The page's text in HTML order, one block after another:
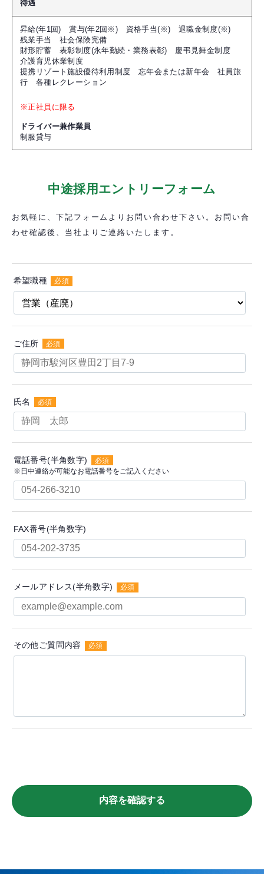
待遇
昇給(年1回) 賞与(年2回※) 資格手当(※) 退職金制度(※)
残業手当 社会保険完備
財形貯蓄 表彰制度(永年勤続・業務表彰) 慶弔見舞金制度
介護育児休業制度
提携リゾート施設優待利用制度 忘年会または新年会 社員旅
行 各種レクレーション
※正社員に限る
ドライバー兼作業員
制服貸与
中途採用エントリーフォーム
お気軽に、下記フォームよりお問い合わせ下さい。お問い合
わせ確認後、当社よりご連絡いたします。
希望職種 必須
ご住所 必須
氏名 必須
電話番号(半角数字)
必須
※日中連絡が可能なお電話番号をご記入ください
FAX番号(半角数字)
メールアドレス(半角数字) 必須
その他ご質問内容 必須
内容を確認する